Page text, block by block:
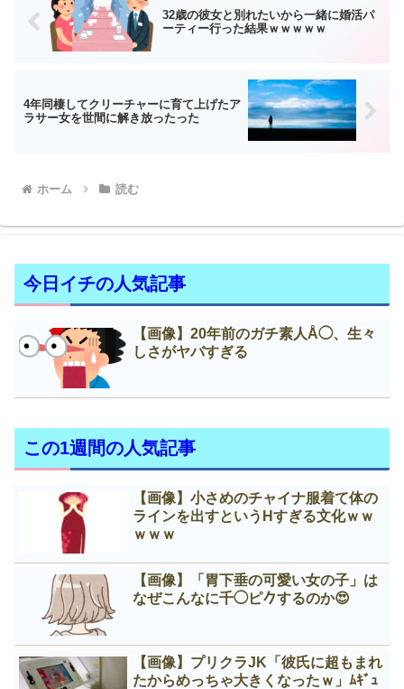
32歳の彼女と別れたいから一緒に婚活パ
ーティー行った結果ｗｗｗｗｗ
4年同棲してクリーチャーに育て上げたア
ラサー女を世間に解き放ったった
ホーム 読む
今日イチの人気記事
【画像】20年前のガチ素人Å◯、生々
しさがヤバすぎる
この1週間の人気記事
【画像】小さめのチャイナ服着て体の
ラインを出すというНすぎる文化ｗｗ
ｗｗｗ
【画像】「胃下垂の可愛い女の子」は
なぜこんなに千◯ピ𠂊するのか😍
【画像】プリクラJK「彼氏に超もまれ
たからめっちゃ大きくなったｗ」ﾑｷﾞｭ